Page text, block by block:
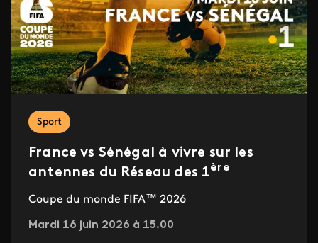
Sport
France vs Sénégal à vivre sur les
antennes du Réseau des 1ère
Coupe du monde FIFA™ 2026
Mardi 16 juin 2026 à 15.00